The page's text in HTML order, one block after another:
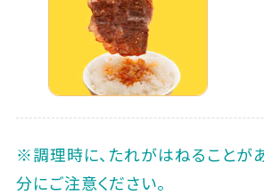
※調理時に、たれがはねることが
分にご注意ください。